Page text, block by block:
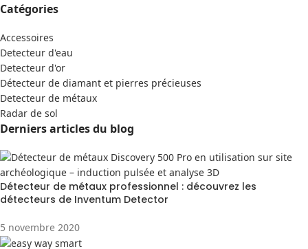
Catégories
Accessoires
Detecteur d'eau
Detecteur d'or
Détecteur de diamant et pierres précieuses
Detecteur de métaux
Radar de sol
Derniers articles du blog
Détecteur de métaux professionnel : découvrez les
détecteurs de Inventum Detector
5 novembre 2020